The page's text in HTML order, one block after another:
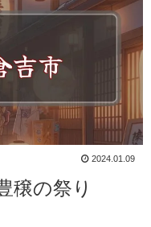
2024.01.09
穣の祭り